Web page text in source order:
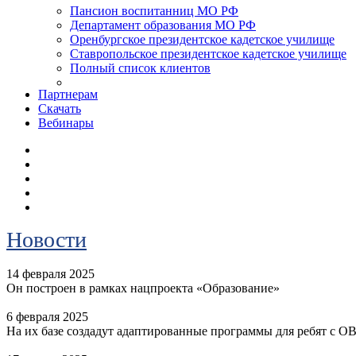
Пансион воспитанниц МО РФ
Департамент образования МО РФ
Оренбургское президентское кадетское училище
Ставропольское президентское кадетское училище
Полный список клиентов
Партнерам
Скачать
Вебинары
Новости
14 февраля 2025
Он построен в рамках нацпроекта «Образование»
6 февраля 2025
На их базе создадут адаптированные программы для ребят с